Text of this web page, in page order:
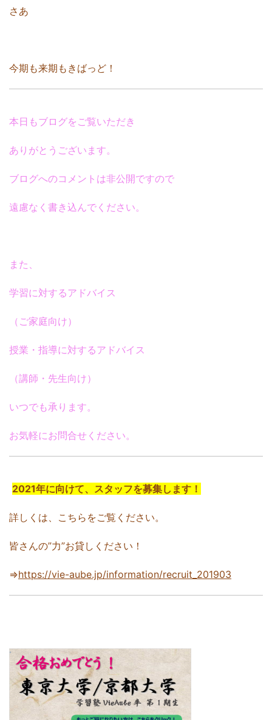
さあ
今期も来期もきばっど！
本日もブログをご覧いただき
ありがとうございます。
ブログへのコメントは非公開ですので
遠慮なく書き込んでください。
また、
学習に対するアドバイス
（ご家庭向け）
授業・指導に対するアドバイス
（講師・先生向け）
いつでも承ります。
お気軽にお問合せください。
2021年に向けて、スタッフを募集します！
詳しくは、こちらをご覧ください。
皆さんの”力”お貸しください！
⇒https://vie-aube.jp/information/recruit_201903